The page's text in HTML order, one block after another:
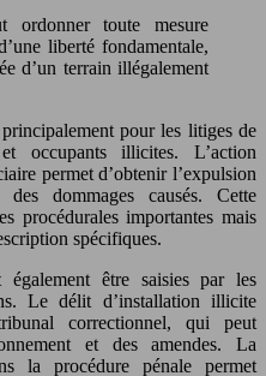
ordonner toute mesure
liberté fondamentale,
d’un terrain illégalement
pour les litiges de
occupants illicites. L’action
permet d’obtenir l’expulsion
dommages causés. Cette
procédurales importantes mais
spécifiques.
être saisies par les
Le délit d’installation illicite
correctionnel, qui peut
et des amendes. La
la procédure pénale permet